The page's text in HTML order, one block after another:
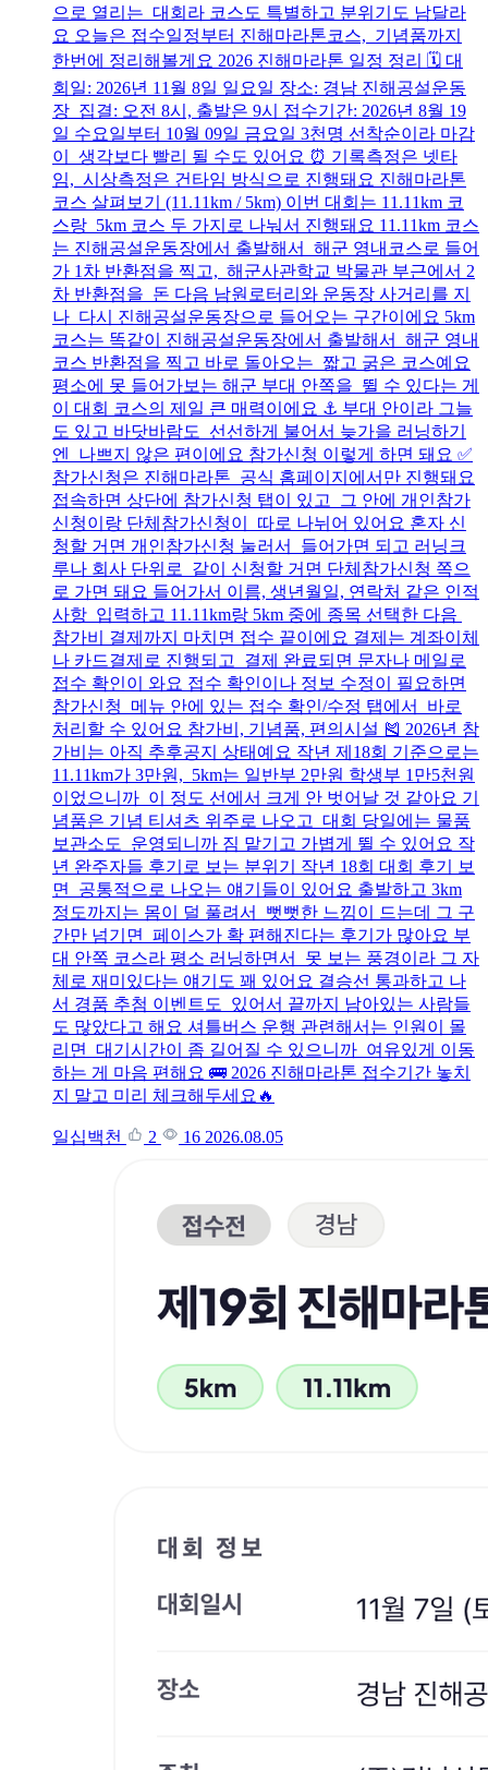
으로 열리는 대회라 코스도 특별하고 분위기도 남달라
요 오늘은 접수일정부터 진해마라톤코스, 기념품까지
한번에 정리해볼게요 2026 진해마라톤 일정 정리 🗓️ 대
회일: 2026년 11월 8일 일요일 장소: 경남 진해공설운동
장 집결: 오전 8시, 출발은 9시 접수기간: 2026년 8월 19
일 수요일부터 10월 09일 금요일 3천명 선착순이라 마감
이 생각보다 빨리 될 수도 있어요 ⏰ 기록측정은 넷타
임, 시상측정은 건타임 방식으로 진행돼요 진해마라톤
코스 살펴보기 (11.11km / 5km) 이번 대회는 11.11km 코
스랑 5km 코스 두 가지로 나눠서 진행돼요 11.11km 코스
는 진해공설운동장에서 출발해서 해군 영내코스로 들어
가 1차 반환점을 찍고, 해군사관학교 박물관 부근에서 2
차 반환점을 돈 다음 남원로터리와 운동장 사거리를 지
나 다시 진해공설운동장으로 들어오는 구간이에요 5km
코스는 똑같이 진해공설운동장에서 출발해서 해군 영내
코스 반환점을 찍고 바로 돌아오는 짧고 굵은 코스예요
평소에 못 들어가보는 해군 부대 안쪽을 뛸 수 있다는 게
이 대회 코스의 제일 큰 매력이에요 ⚓ 부대 안이라 그늘
도 있고 바닷바람도 선선하게 불어서 늦가을 러닝하기
엔 나쁘지 않은 편이에요 참가신청 이렇게 하면 돼요 ✅
참가신청은 진해마라톤 공식 홈페이지에서만 진행돼요
접속하면 상단에 참가신청 탭이 있고 그 안에 개인참가
신청이랑 단체참가신청이 따로 나뉘어 있어요 혼자 신
청할 거면 개인참가신청 눌러서 들어가면 되고 러닝크
루나 회사 단위로 같이 신청할 거면 단체참가신청 쪽으
로 가면 돼요 들어가서 이름, 생년월일, 연락처 같은 인적
사항 입력하고 11.11km랑 5km 중에 종목 선택한 다음
참가비 결제까지 마치면 접수 끝이에요 결제는 계좌이체
나 카드결제로 진행되고 결제 완료되면 문자나 메일로
접수 확인이 와요 접수 확인이나 정보 수정이 필요하면
참가신청 메뉴 안에 있는 접수 확인/수정 탭에서 바로
처리할 수 있어요 참가비, 기념품, 편의시설 🎽 2026년 참
가비는 아직 추후공지 상태예요 작년 제18회 기준으로는
11.11km가 3만원, 5km는 일반부 2만원 학생부 1만5천원
이었으니까 이 정도 선에서 크게 안 벗어날 것 같아요 기
념품은 기념 티셔츠 위주로 나오고 대회 당일에는 물품
보관소도 운영되니까 짐 맡기고 가볍게 뛸 수 있어요 작
년 완주자들 후기로 보는 분위기 작년 18회 대회 후기 보
면 공통적으로 나오는 얘기들이 있어요 출발하고 3km
정도까지는 몸이 덜 풀려서 뻣뻣한 느낌이 드는데 그 구
간만 넘기면 페이스가 확 편해진다는 후기가 많아요 부
대 안쪽 코스라 평소 러닝하면서 못 보는 풍경이라 그 자
체로 재미있다는 얘기도 꽤 있어요 결승선 통과하고 나
서 경품 추첨 이벤트도 있어서 끝까지 남아있는 사람들
도 많았다고 해요 셔틀버스 운행 관련해서는 인원이 몰
리면 대기시간이 좀 길어질 수 있으니까 여유있게 이동
하는 게 마음 편해요 🚌 2026 진해마라톤 접수기간 놓치
지 말고 미리 체크해두세요🔥
일십백천 2 16 2026.08.05